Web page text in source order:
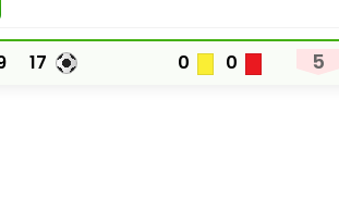
17 0 0 5